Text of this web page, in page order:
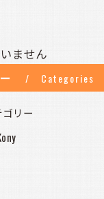
ません
Categories
リー